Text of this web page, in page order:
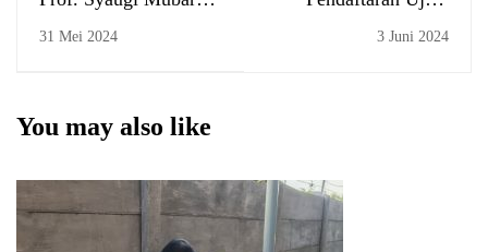
Seff, Guru Besar FEBI
dalam Diskusi
31 Mei 2024
Komprehensif, Juni
3 Juni 2024
You may also like